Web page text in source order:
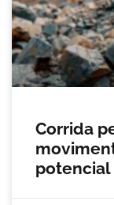
Corrida
potencial